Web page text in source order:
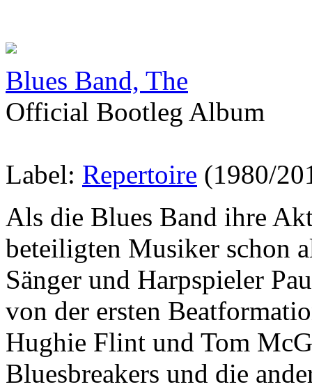
Blues Band, The
Official Bootleg Album
Label: Repertoire (1980/
Als die Blues Band ihre
beteiligten Musiker schon
Sänger und Harpspieler
von der ersten
Hughie Flint und Tom
Bluesbreakers und die